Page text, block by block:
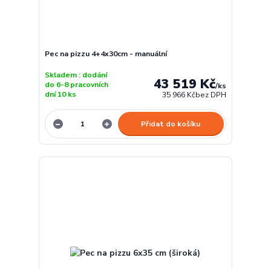
Pec na pizzu 4+4x30cm - manuální
43 519 Kč/ks
35 966 Kčbez DPH
Skladem : dodání
do 6-8 pracovních
dní 10 ks
Přidat do košíku